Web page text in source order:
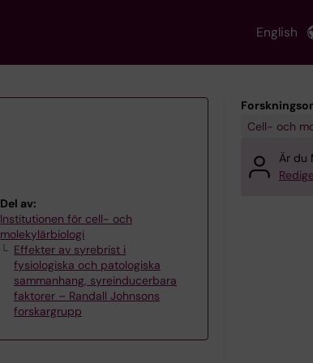
English
Del av:
Institutionen för cell- och
molekylärbiologi
Effekter av syrebrist i
fysiologiska och patologiska
sammanhang, syreinducerbara
faktorer – Randall Johnsons
forskargrupp
Cell- och
Är du